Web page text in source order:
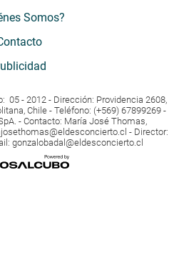
Somos?
05 - 2012 - Dirección: Providencia 2608,
Chile - Teléfono: (+569) 67899269 -
- Contacto: María José Thomas,
- Director:
gonzalobadal@eldesconcierto.cl